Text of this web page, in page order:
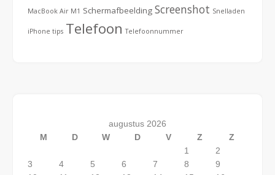
MacBook Air M1 Schermafbeelding Screenshot Snelladen
iPhone tips Telefoon Telefoonnummer
augustus 2026
M
D W D V Z
Z
1
2
3
4 5 6 7 8
9